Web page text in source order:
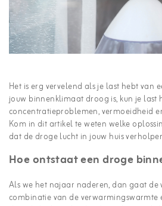
Het is erg vervelend als je last hebt van
jouw binnenklimaat droog is, kun je last
concentratieproblemen, vermoeidheid
Kom in dit artikel te weten welke
dat de droge lucht in jouw huis
Hoe ontstaat een droge
Als we het najaar naderen, dan gaat
combinatie van de verwarmingswarmte